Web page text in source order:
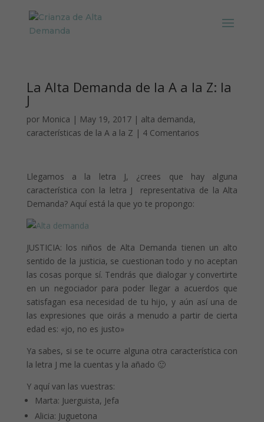
La Alta Demanda de la A a la Z: la
J
por Monica | May 19, 2017| alta demanda,
características de la A a la Z | 4 Comentarios
Llegamos a la letra J, ¿crees que hay alguna
característica con la letra J representativa de la Alta
Demanda? Aquí está la que yo te propongo:
JUSTICIA: los niños de Alta Demanda tienen un alto
sentido de la justicia, se cuestionan todo y no aceptan
las cosas porque sí. Tendrás que dialogar y convertirte
en un negociador para poder llegar a acuerdos que
satisfagan esa necesidad de tu hijo, y aún así una de
las expresiones que oirás a menudo a partir de cierta
edad es: «jo, no es justo»
Ya sabes, si se te ocurre alguna otra característica con
la letra J me la cuentas y la añado 🙂
Y aquí van las vuestras:
Marta: Juerguista, Jefa
Alicia: Juguetona